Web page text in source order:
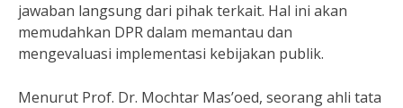
jawaban langsung dari pihak terkait. Hal ini akan
memudahkan DPR dalam memantau dan
mengevaluasi implementasi kebijakan publik.
Menurut Prof. Dr. Mochtar Mas’oed, seorang ahli tata